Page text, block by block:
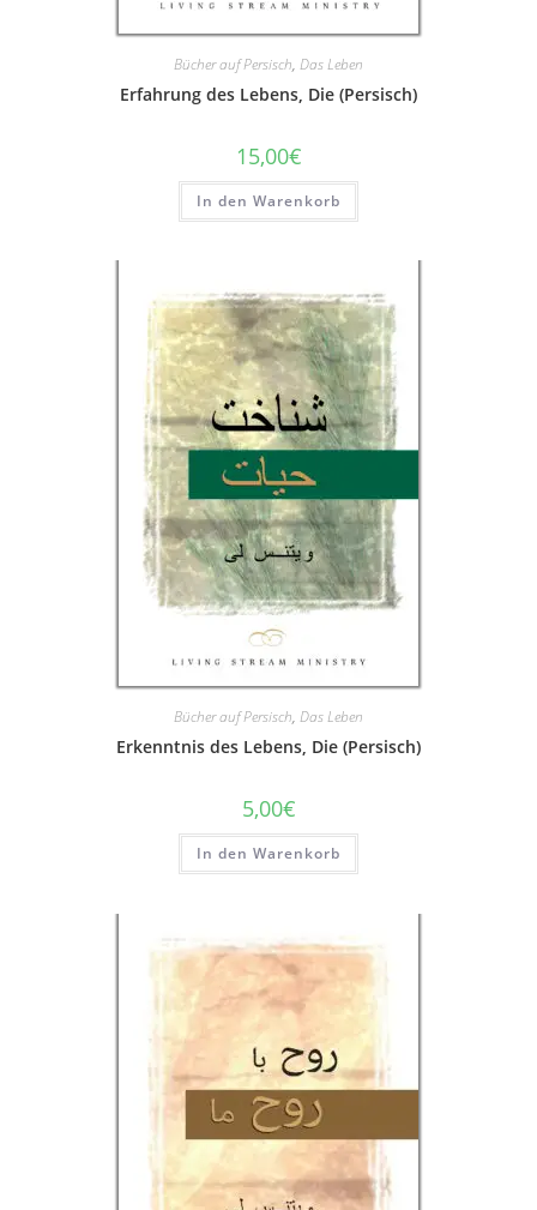
Bücher auf Persisch, Das Leben
Erfahrung des Lebens, Die (Persisch)
15,00€
In den Warenkorb
Bücher auf Persisch, Das Leben
Erkenntnis des Lebens, Die (Persisch)
5,00€
In den Warenkorb